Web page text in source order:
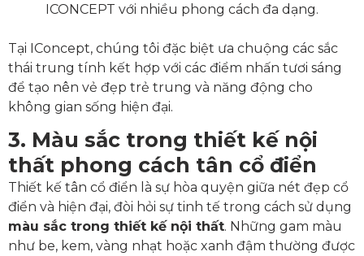
ICONCEPT với nhiều phong cách đa dạng.
Tại IConcept, chúng tôi đặc biệt ưa chuộng các sắc
thái trung tính kết hợp với các điểm nhấn tươi sáng
để tạo nên vẻ đẹp trẻ trung và năng động cho
không gian sống hiện đại.
3. Màu sắc trong thiết kế nội
thất phong cách tân cổ điển
Thiết kế tân cổ điển là sự hòa quyện giữa nét đẹp cổ
điển và hiện đại, đòi hỏi sự tinh tế trong cách sử dụng
màu sắc trong thiết kế nội thất. Những gam màu
như be, kem, vàng nhạt hoặc xanh đậm thường được